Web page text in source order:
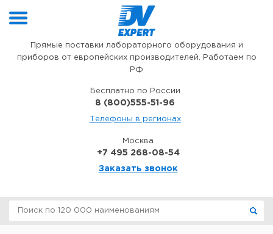
Прямые поставки лабораторного оборудования и
приборов от европейских производителей. Работаем по
РФ
Бесплатно по России
8 (800)555-51-96
Телефоны в регионах
Москва
+7 495 268-08-54
Заказать звонок